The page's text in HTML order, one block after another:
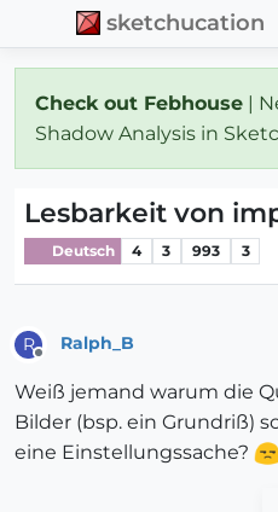
sketchucation
Check out Febhouse |
Shadow Analysis in
Lesbarkeit von
Deutsch 4 3 993 3
R Ralph_B
Weiß jemand warum die
Bilder (bsp. ein Grundriß)
eine Einstellungssache?